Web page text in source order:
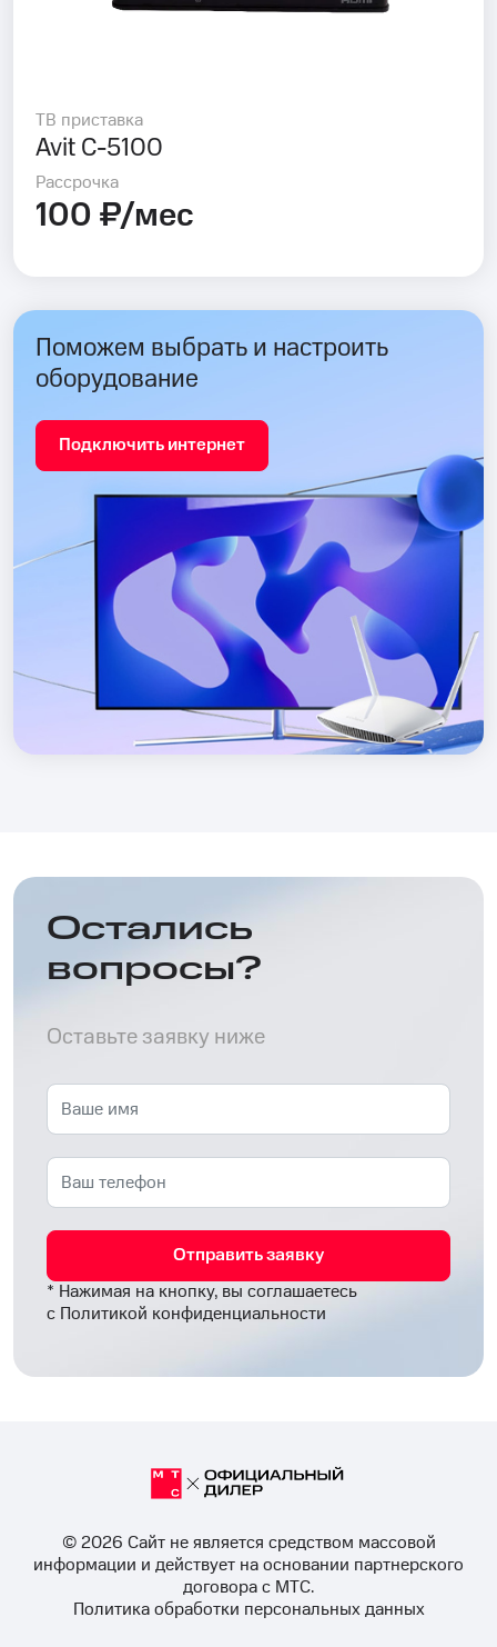
ТВ приставка
Avit C-5100
Рассрочка
100 ₽/мес
Поможем выбрать и настроить
оборудование
Подключить интернет
Остались
вопросы?
Оставьте заявку ниже
Отправить заявку
* Нажимая на кнопку, вы соглашаетесь
с Политикой конфиденциальности
© 2026 Cайт не является средством массовой
информации и действует на основании партнерского
договора с МТС.
Политика обработки персональных данных